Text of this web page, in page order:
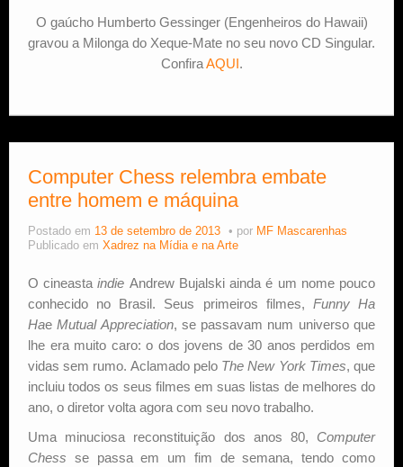
O gaúcho Humberto Gessinger (Engenheiros do Hawaii)
gravou a Milonga do Xeque-Mate no seu novo CD Singular.
ConfiraAQUI.
Computer Chess relembra embate
entre homem e máquina
Postado em 13 de setembro de 2013 por MF Mascarenhas
Publicado em Xadrez na Mídia e na Arte
O cineastaindie Andrew Bujalski ainda é um nome pouco
conhecido no Brasil. Seus primeiros filmes, Funny Ha
HaeMutual Appreciation, se passavam num universo que
lhe era muito caro: o dos jovens de 30 anos perdidos em
vidas sem rumo. Aclamado pelo The New York Times, que
incluiu todos os seus filmes em suas listas de melhores do
ano, o diretor volta agora com seu novo trabalho.
Uma minuciosa reconstituição dos anos 80, Computer
Chess se passa em um fim de semana, tendo como